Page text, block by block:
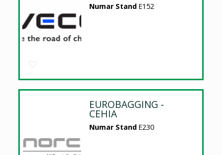
Numar Stand E152
EUROBAGGING -
CEHIA
Numar Stand E230